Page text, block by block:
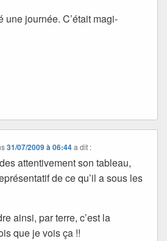
journée. C’était magi-
31/07/2009 à 06:44 a dit :
attentivement son tableau,
de ce qu’il a sous les
ainsi, par terre, c’est la
que je vois ça !!